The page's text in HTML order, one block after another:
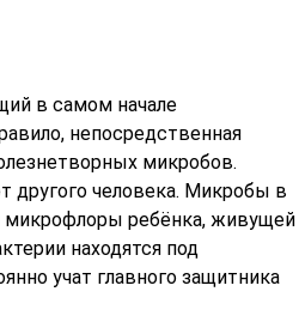
в самом начале
непосредственная
микробов.
другого человека. Микробы в
микрофлоры ребёнка, живущей
находятся под
учат главного защитника